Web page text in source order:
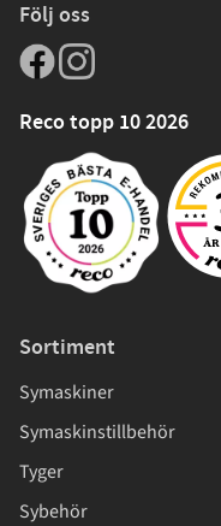
Följ oss
Reco topp 10 2026
Sortiment
Symaskiner
Symaskinstillbehör
Tyger
Sybehör